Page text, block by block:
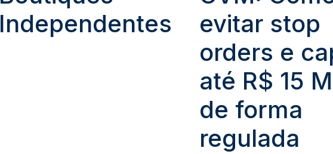
Independentes
evitar stop
orders e
até R$ 15
de forma
regulada